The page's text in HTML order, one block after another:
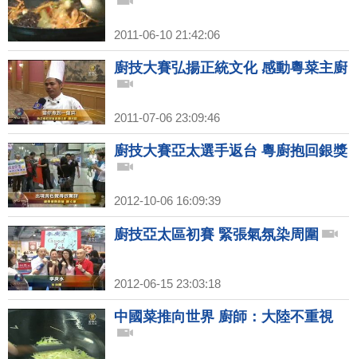
2011-06-10 21:42:06
廚技大賽弘揚正統文化 感動粵菜主廚
2011-07-06 23:09:46
廚技大賽亞太選手返台 粵廚抱回銀獎
2012-10-06 16:09:39
廚技亞太區初賽 緊張氣氛染周圍
2012-06-15 23:03:18
中國菜推向世界 廚師：大陸不重視